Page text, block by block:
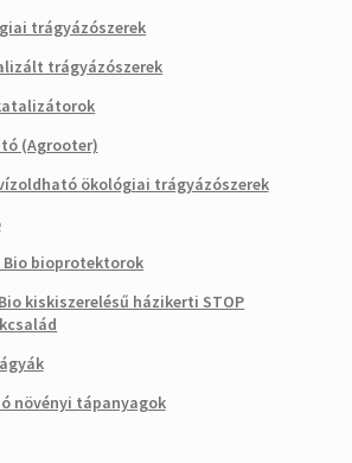
trágyázószerek
trágyázószerek
(Agrooter)
ökológiai trágyázószerek
Bio bioprotektorok
kiskiszerelésű házikerti STOP
növényi tápanyagok